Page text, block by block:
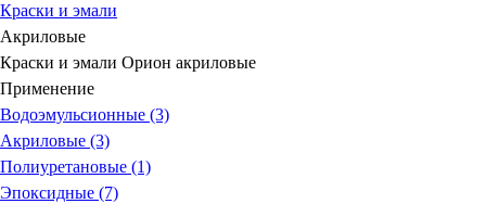
Краски и эмали
Акриловые
Краски и эмали Орион акриловые
Применение
Водоэмульсионные (3)
Акриловые (3)
Полиуретановые (1)
Эпоксидные (7)